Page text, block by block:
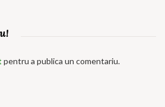
pentru a publica un comentariu.